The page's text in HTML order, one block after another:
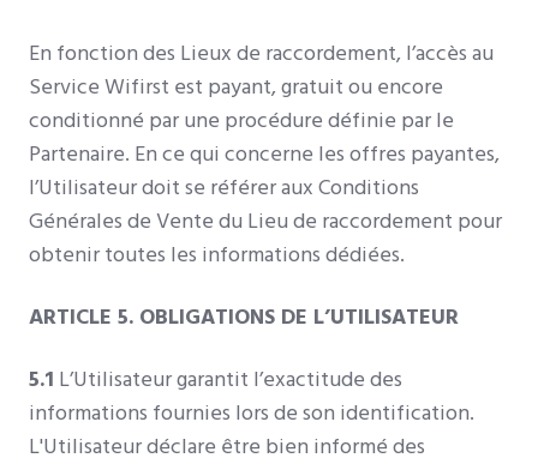
En fonction des Lieux de raccordement, l’accès au
Service Wifirst est payant, gratuit ou encore
conditionné par une procédure définie par le
Partenaire. En ce qui concerne les offres payantes,
l’Utilisateur doit se référer aux Conditions
Générales de Vente du Lieu de raccordement pour
obtenir toutes les informations dédiées.
ARTICLE 5. OBLIGATIONS DE L’UTILISATEUR
5.1 L’Utilisateur garantit l’exactitude des
informations fournies lors de son identification.
L'Utilisateur déclare être bien informé des